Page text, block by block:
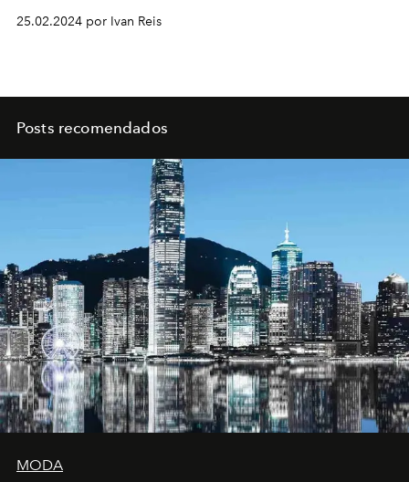
25.02.2024 por Ivan Reis
Posts recomendados
MODA